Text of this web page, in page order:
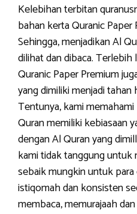
Kelebihan terbitan
bahan kerta Quranic
Sehingga, menjadikan Al
dilihat dan dibaca.
Quranic Paper Premium
yang dimiliki menjadi
Tentunya, kami
Quran memiliki kebiasaan
dengan Al Quran yang
kami tidak tanggung untuk
sebaik mungkin untuk
istiqomah dan konsisten
membaca, memurajaah